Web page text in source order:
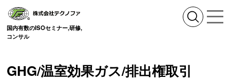
国内有数のISOセミナー,研修,
コンサル
GHG/温室効果ガス/排出権取引